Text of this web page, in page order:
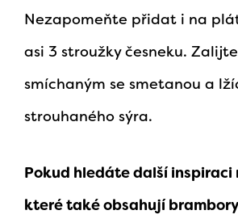
Nezapomeňte přidat i na
asi 3 stroužky česneku.
smíchaným se smetanou a
strouhaného sýra.
Pokud hledátedalší inspiraci
které také obsahují